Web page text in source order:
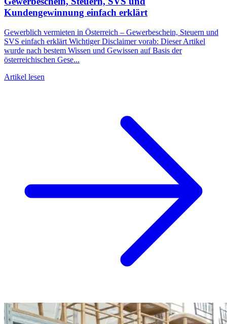
Kundengewinnung einfach erklärt
Gewerblich vermieten in Österreich – Gewerbeschein, Steuern und
SVS einfach erklärt Wichtiger Disclaimer vorab: Dieser Artikel
wurde nach bestem Wissen und Gewissen auf Basis der
österreichischen Gese...
Artikel lesen